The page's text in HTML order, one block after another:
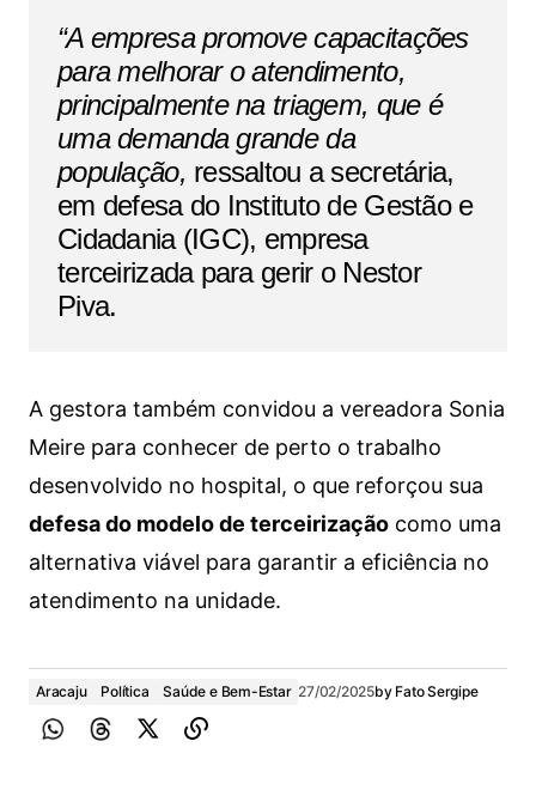
“A empresa promove capacitações
para melhorar o atendimento,
principalmente na triagem, que é
uma demanda grande da
população, ressaltou a secretária,
em defesa do Instituto de Gestão e
Cidadania (IGC), empresa
terceirizada para gerir o Nestor
Piva.
A gestora também convidou a vereadora Sonia
Meire para conhecer de perto o trabalho
desenvolvido no hospital, o que reforçou sua
defesa do modelo de terceirização como uma
alternativa viável para garantir a eficiência no
atendimento na unidade.
Aracaju Política Saúde e Bem-Estar 27/02/2025by Fato Sergipe